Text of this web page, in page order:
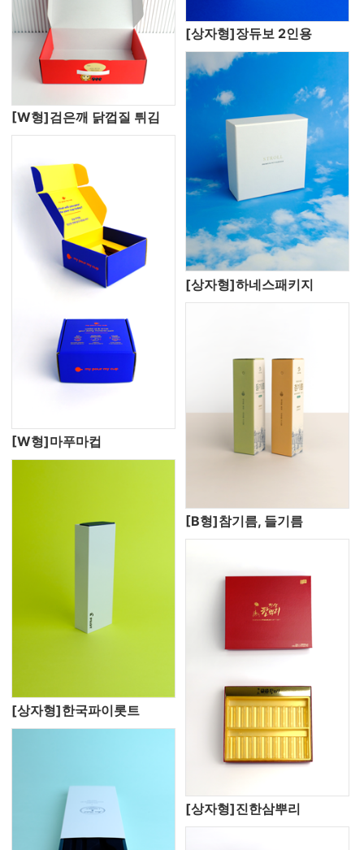
[W형]검은깨 닭껍질 튀김
[상자형]장듀보 2인용
[W형]마푸마컵
[상자형]하네스패키지
[상자형]한국파이롯트
[B형]참기름, 들기름
[상자형]진한삼뿌리